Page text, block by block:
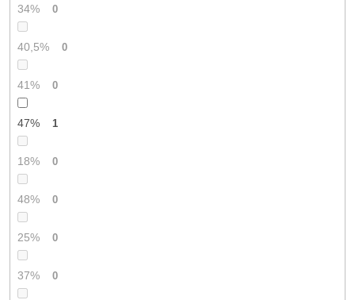
34% 0
40,5% 0
41% 0
47% 1
18% 0
48% 0
25% 0
37% 0